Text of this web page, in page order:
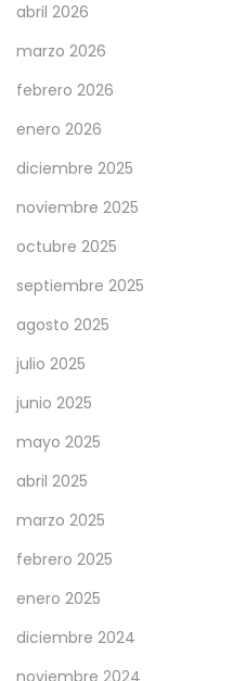
a
1
7
ñ
o
s
abril 2026
marzo 2026
febrero 2026
enero 2026
diciembre 2025
noviembre 2025
octubre 2025
septiembre 2025
agosto 2025
julio 2025
junio 2025
mayo 2025
abril 2025
marzo 2025
febrero 2025
enero 2025
diciembre 2024